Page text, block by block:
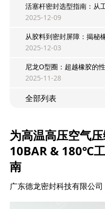
活塞杆密封选型指南：从
2025-12-09
从胶料到密封屏障：揭秘
2025-12-03
尼龙O型圈：超越橡胶的
2025-11-28
全部列表
为高温高压空气
10BAR & 180℃
南
广东德龙密封科技有限公司